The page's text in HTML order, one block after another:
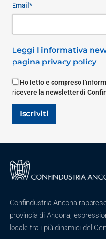
Email*
Leggi l'informativa
pagina privacy policy
Ho letto e compreso
ricevere la newsletter di
Iscriviti
Confindustria Ancona
provincia di Ancona,
locale tra i più dinamici del